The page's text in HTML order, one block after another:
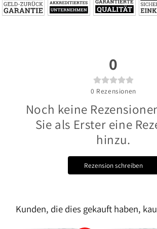
0
0 Rezensionen
Noch keine
Sie als Erster eine
hinzu.
Rezension schreiben
Kunden, die dies gekauft haben,